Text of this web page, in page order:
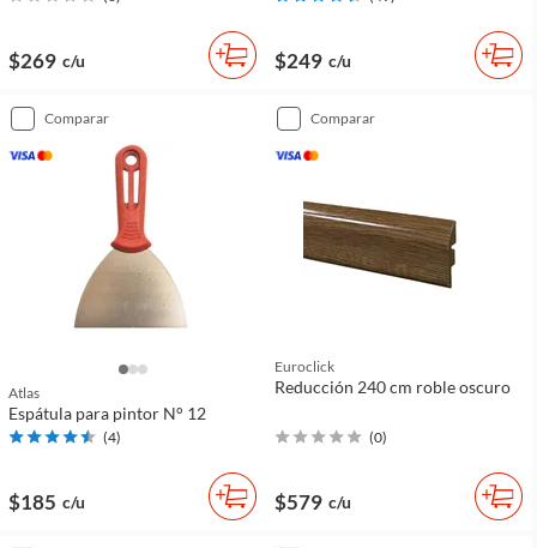
$269 c/u $249 c/u
comparar
Atlas
Espátula para pintor N° 12
(4)
$185 c/u
comparar
Euroclick
Reducción 240 cm roble oscuro
(0)
$579 c/u